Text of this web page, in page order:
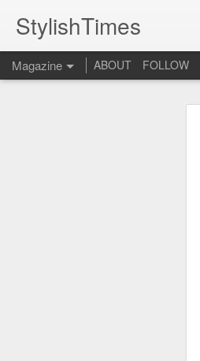
StylishTimes
Magazine ABOUT FOLLOW